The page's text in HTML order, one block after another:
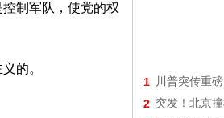
制军队，使党的权
的。
1 川普突传重
2 突发！北京